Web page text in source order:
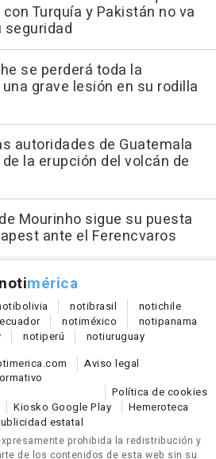
Turquía y Pakistán no va
seguridad
se perderá toda la
grave lesión en su rodilla
autoridades de Guatemala
la erupción del volcán de
Mourinho sigue su puesta
ante el Ferencvaros
notimérica
bolivia notibrasil notichile
ecuador notiméxico notipanama
notiperú notiuruguay
Aviso legal
Política de cookies
Kiosko Google Play
Hemeroteca
estatal
prohibida la redistribución y
de los contenidos de esta web sin su